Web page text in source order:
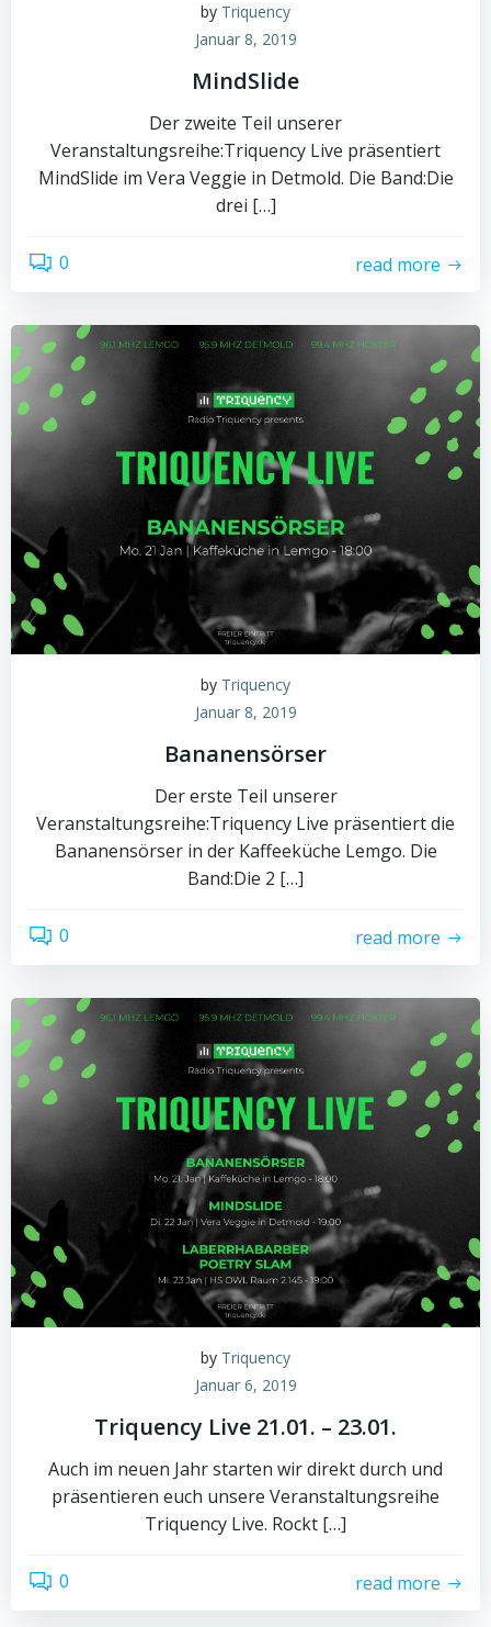
by Triquency
Januar 8, 2019
MindSlide
Der zweite Teil unserer
Veranstaltungsreihe:Triquency Live präsentiert
MindSlide im Vera Veggie in Detmold. Die Band:Die
drei […]
0 read more
by Triquency
Januar 8, 2019
Bananensörser
Der erste Teil unserer
Veranstaltungsreihe:Triquency Live präsentiert die
Bananensörser in der Kaffeeküche Lemgo. Die
Band:Die 2 […]
0 read more
by Triquency
Januar 6, 2019
Triquency Live 21.01. – 23.01.
Auch im neuen Jahr starten wir direkt durch und
präsentieren euch unsere Veranstaltungsreihe
Triquency Live. Rockt […]
0 read more